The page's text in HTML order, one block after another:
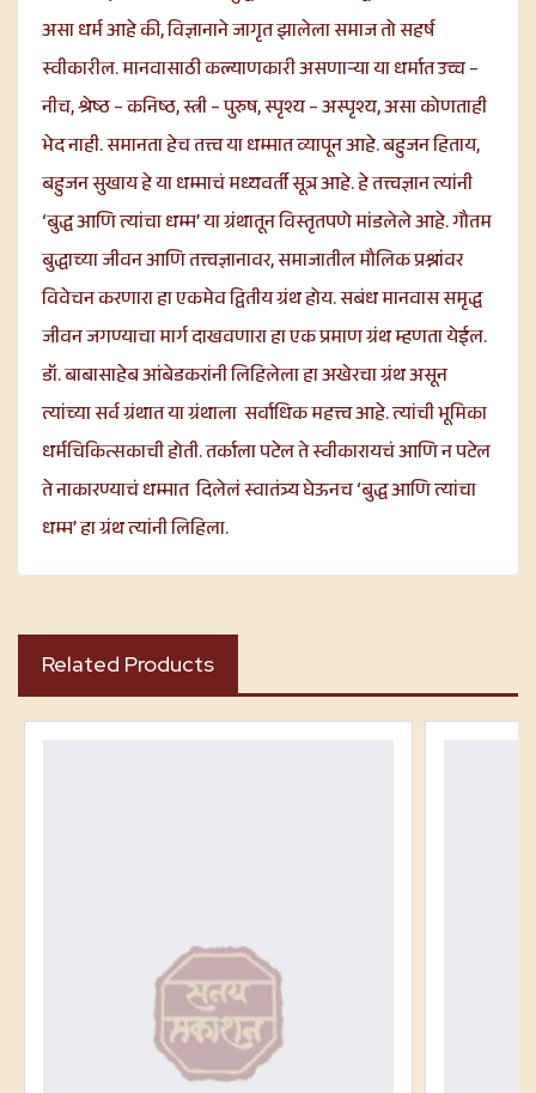
असा धर्म आहे की, विज्ञानाने जागृत झालेला समाज तो सहर्ष
स्वीकारील. मानवासाठी कल्याणकारी असणाऱ्या या धर्मात उच्च –
नीच, श्रेष्ठ – कनिष्ठ, स्त्री – पुरुष, स्पृश्य – अस्पृश्य, असा कोणताही
भेद नाही. समानता हेच तत्त्व या धम्मात व्यापून आहे. बहुजन हिताय,
बहुजन सुखाय हे या धम्माचं मध्यवर्ती सूत्र आहे. हे तत्त्वज्ञान त्यांनी
‘बुद्ध आणि त्यांचा धम्म’ या ग्रंथातून विस्तृतपणे मांडलेले आहे. गौतम
बुद्धाच्या जीवन आणि तत्त्वज्ञानावर, समाजातील मौलिक प्रश्नांवर
विवेचन करणारा हा एकमेव द्वितीय ग्रंथ होय. सबंध मानवास समृद्ध
जीवन जगण्याचा मार्ग दाखवणारा हा एक प्रमाण ग्रंथ म्हणता येईल.
डॉ. बाबासाहेब आंबेडकरांनी लिहिलेला हा अखेरचा ग्रंथ असून
त्यांच्या सर्व ग्रंथात या ग्रंथाला सर्वाधिक महत्त्व आहे. त्यांची भूमिका
धर्मचिकित्सकाची होती. तर्काला पटेल ते स्वीकारायचं आणि न पटेल
ते नाकारण्याचं धम्मात दिलेलं स्वातंत्र्य घेऊनच ‘बुद्ध आणि त्यांचा
धम्म’ हा ग्रंथ त्यांनी लिहिला.
Related Products